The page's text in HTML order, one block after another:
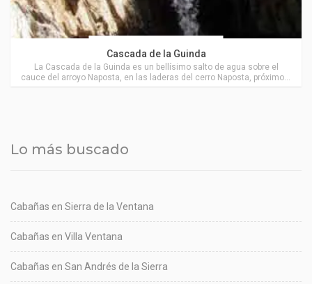
Cascada de la Guinda
La Cascada de la Guinda es un bellísimo salto de agua sobre el
cauce del arroyo Naposta, en las laderas del cerro Naposta, próximo a
Lo más buscado
Cabañas en Sierra de la Ventana
Cabañas en Villa Ventana
Cabañas en San Andrés de la Sierra